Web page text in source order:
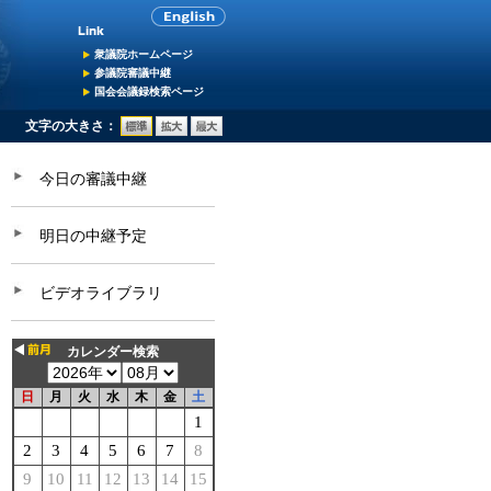
衆議院ホームページ
参議院審議中継
国会会議録検索ページ
文字の大きさ：
今日の審議中継
明日の中継予定
ビデオライブラリ
カレンダー検索
日 月 火 水 木 金 土
1
2
3 4 5 6 7
8
9
10 11 12 13 14
15